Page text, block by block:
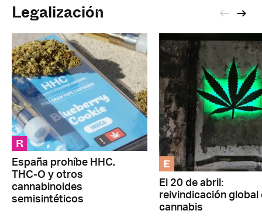
Legalización
R
España prohíbe HHC,
THC-O y otros
cannabinoides
semisintéticos
E
El 20 de abril:
reivindicación global
cannabis